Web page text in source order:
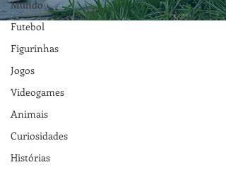
Mundo
Futebol
Figurinhas
Jogos
Videogames
Animais
Curiosidades
Histórias